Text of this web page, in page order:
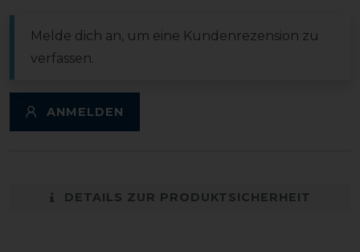
Melde dich an, um eine Kundenrezension zu
verfassen.
ANMELDEN
DETAILS ZUR PRODUKTSICHERHEIT